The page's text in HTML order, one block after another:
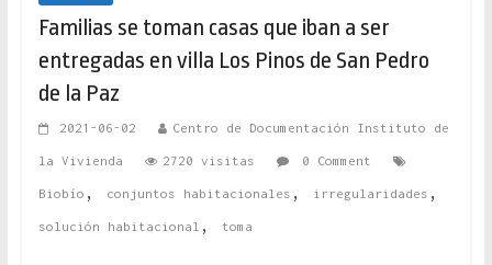
Familias se toman casas que iban a ser
entregadas en villa Los Pinos de San Pedro
de la Paz
2021-06-02 Centro de Documentación Instituto de
la Vivienda 2720 visitas 0 Comment
Biobío , conjuntos habitacionales , irregularidades ,
solución habitacional , toma